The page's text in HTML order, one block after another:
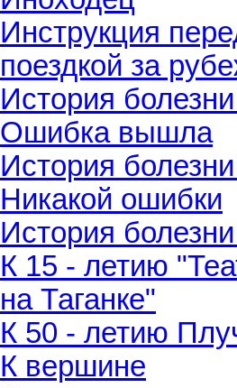
Инструкция
поездкой за
История
Ошибка вышла
История
Никакой ошибки
История
К 15 - летию
на Таганке"
К 50 - летию
К вершине